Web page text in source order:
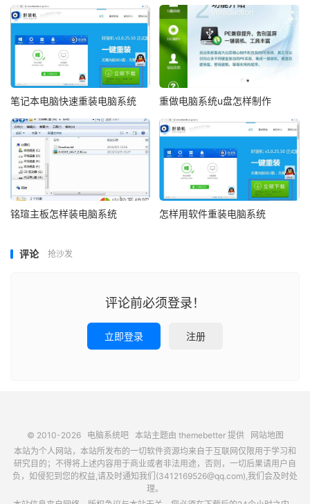
笔记本电脑快速重装电脑系统 重做电脑系统u盘怎样制作
铭瑄主板怎样装电脑系统 怎样用软件重装电脑系统
评论 抢沙发
评论前必须登录！
立即登录 注册
© 2010-2026 电脑系统吧本站主题由 themebetter提供
网站地图
本站为个人网站，本站所发布的一切软件资源均来自于互联网仅限用于学习和
研究目的；不得将上述内容用于商业或者非法用途，否则，一切后果请用户自
负，如侵犯到您的权益,请及时通知我们(3412169526@qq.com),我们会及时处
理。